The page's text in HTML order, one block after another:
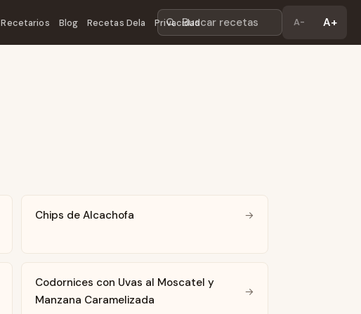
Buscar recetas A- A+
Recetarios Blog Recetas Dela Privacidad
Chips de Alcachofa →
Codornices con Uvas al Moscatel y
Manzana Caramelizada
→